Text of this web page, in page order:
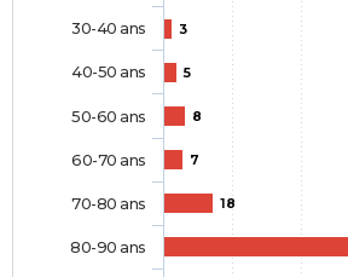
3
5
8
7
18
30-40 ans
40-50 ans
50-60 ans
60-70 ans
70-80 ans
80-90 ans